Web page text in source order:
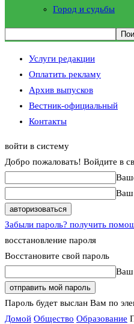
Город и судьбы
Услуги редакции
Оплатить рекламу
Архив выпусков
Вестник-официальный
Контакты
войти в систему
Добро пожаловать! Войдите в
Ваш
Забыли пароль? получить
восстановление пароля
Восстановите свой пароль
Ваш
Пароль будет выслан Вам по
Домой Общество Образование